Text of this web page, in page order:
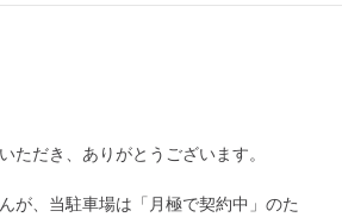
月極契約中
ただき、ありがとうございます。
が、当駐車場は「月極で契約中」のた